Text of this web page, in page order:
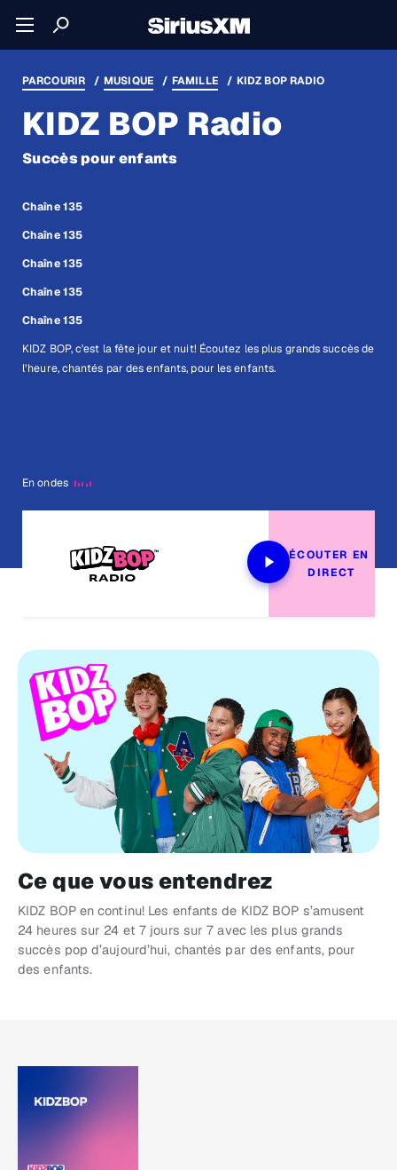
PARCOURIR MUSIQUE FAMILLE KIDZ BOP RADIO
KIDZ BOP Radio
Succès pour enfants
Chaîne 135
Chaîne 135
Chaîne 135
Chaîne 135
Chaîne 135
KIDZ BOP, c'est la fête jour et nuit! Écoutez les plus grands succès de
l’heure, chantés par des enfants, pour les enfants.
En ondes
ÉCOUTER EN
DIRECT
Ce que vous entendrez
KIDZ BOP en continu! Les enfants de KIDZ BOP s’amusent
24 heures sur 24 et 7 jours sur 7 avec les plus grands
succès pop d’aujourd’hui, chantés par des enfants, pour
des enfants.